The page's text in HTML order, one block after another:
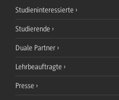
Studieninteressierte
Studierende
Duale Partner
Lehrbeauftragte
Presse